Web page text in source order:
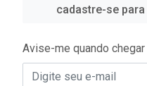
cadastre-se
Avise-me quando chegar